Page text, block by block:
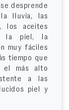
desprende
lluvia, las
los aceites
la piel, la
muy fáciles
tiempo que
el más alto
a las
piel y